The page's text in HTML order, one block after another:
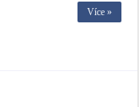
Více »